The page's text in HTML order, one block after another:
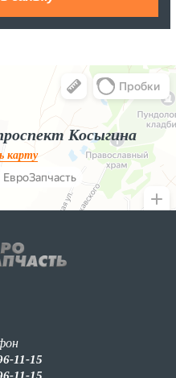
транспорт
Косыгина
карту
11-15